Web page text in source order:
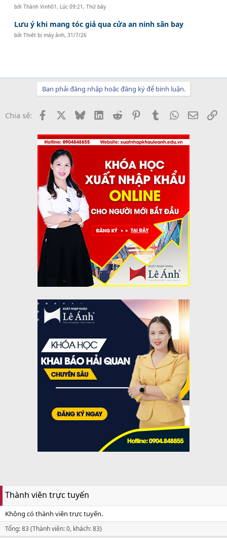
bởiThành Vinh01 , Lúc 09:21, Thứ bảy
Lưu ý khi mang tóc giả qua cửa an ninh sân bay
bởiThiết bị máy ảnh,31/7/26
Bạn phải đăng nhập hoặc đăng ký để bình luận.
Chia sẻ: Facebook BlueskyLinkedInReddit PinterestTumblrWhatsApp
Email
Thành viên trực tuyến
Không có thành viên trực tuyến.
Tổng: 83 (Thành viên: 0, khách: 83)